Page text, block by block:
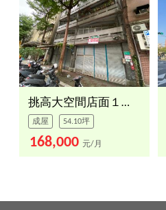
挑高大空間店面１＋２
成屋 54.10坪
168,000 元/月